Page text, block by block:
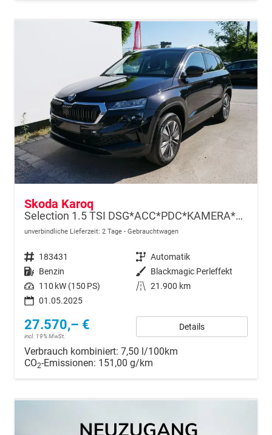
Skoda Karoq
Selection 1.5 TSI DSG*ACC*PDC*KAMERA*TEMPOMAT*LED*SMARTLINK*KLIMA*RADIO*17-ZOLL
unverbindliche Lieferzeit: 2 Tage Gebrauchtwagen
Fahrzeugnr. 183431 Getriebe Automatik
Kraftstoff Benzin Außenfarbe Blackmagic Perleffekt
Leistung 110 kW (150 PS) Kilometerstand 21.900 km
01.05.2025
27.570,– €
incl. 19% MwSt.
Details
Verbrauch kombiniert: 7,50 l/100km
CO2-Emissionen: 151,00 g/km